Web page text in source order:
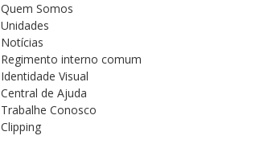
Quem Somos
Unidades
Notícias
Regimento interno comum
Identidade Visual
Central de Ajuda
Trabalhe Conosco
Clipping